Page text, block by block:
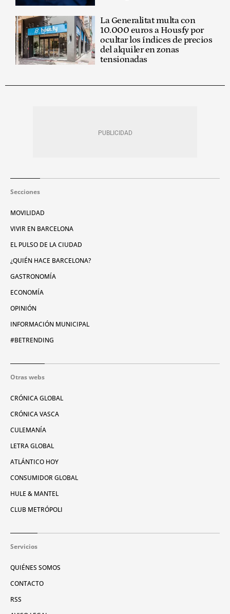
La Generalitat multa con
10.000 euros a Housfy por
ocultar los índices de precios
del alquiler en zonas
tensionadas
Secciones
MOVILIDAD
VIVIR EN BARCELONA
EL PULSO DE LA CIUDAD
¿QUIÉN HACE BARCELONA?
GASTRONOMÍA
ECONOMÍA
OPINIÓN
INFORMACIÓN MUNICIPAL
#BETRENDING
Otras webs
CRÓNICA GLOBAL
CRÓNICA VASCA
CULEMANÍA
LETRA GLOBAL
ATLÁNTICO HOY
CONSUMIDOR GLOBAL
HULE & MANTEL
CLUB METRÓPOLI
Servicios
QUIÉNES SOMOS
CONTACTO
RSS